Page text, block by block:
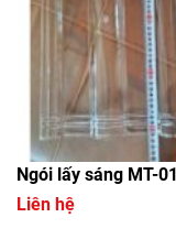
Ngói lấy sáng MT-01
Liên hệ